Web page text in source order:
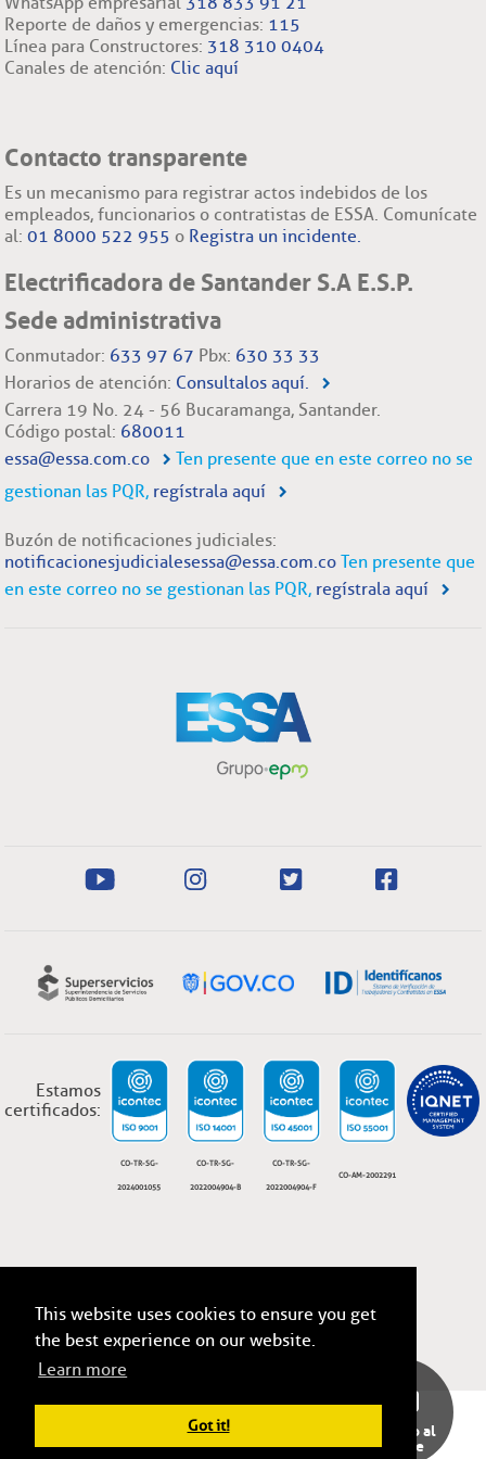
This website uses cookies to ensure you get
the best experience on our website.
Learn more
Got it! Servicio al
cliente
Reporte de daños y emergencias: 115
Línea para Constructores: 318 310 0404
Canales de atención: Clic aquí
Contacto transparente
Es un mecanismo para registrar actos indebidos de los
empleados, funcionarios o contratistas de ESSA. Comunícate
al:01 8000 522 955 o Registra un incidente.
Electrificadora de Santander S.A E.S.P.
Sede administrativa
Conmutador: 633 97 67 Pbx: 630 33 33
Horarios de atención: Consultalos aquí.
Carrera 19 No. 24 - 56 Bucaramanga, Santander.
Código postal: 680011
essa@essa.com.co
Ten presente que en este correo no se
gestionan las PQR, regístrala aquí
Buzón de notificaciones judiciales:
notificacionesjudicialesessa@essa.com.co Ten presente que
en este correo no se gestionan las PQR, regístrala aquí
Estamos
certificados:
CO-TR-SG-
2024001055
CO-TR-SG-
2022004904-B
CO-TR-SG-
2022004904-F
CO-AM-2002291
ESSA, Todos los derechos reservados 2026
Términos y condiciones legales.